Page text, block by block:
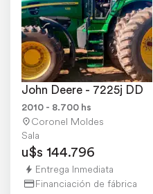
John Deere - 7225j DD
2010 - 8.700 hs
Coronel Moldes
Sala
u$s 144.796
Entrega Inmediata
Financiación de fábrica